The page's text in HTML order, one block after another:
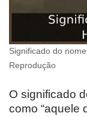
Significado do
Reprodução
O significado
como “aquele